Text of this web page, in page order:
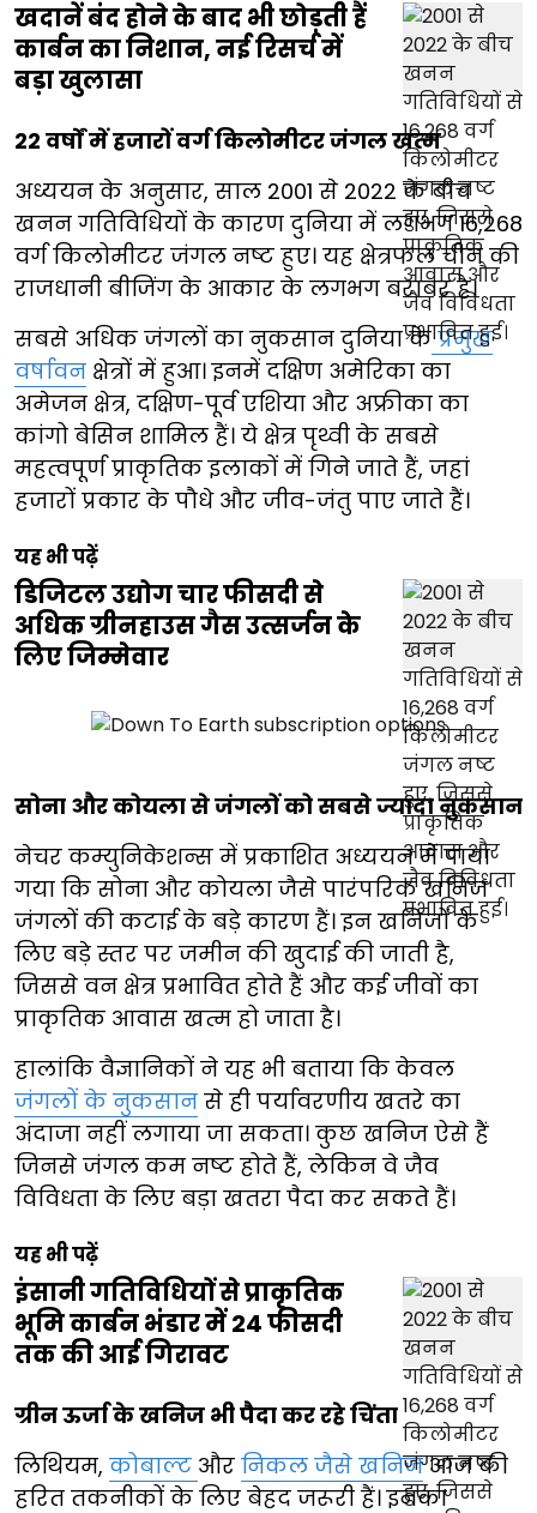
खदानें बंद होने के बाद भी छोड़ती हैं
कार्बन का निशान, नई रिसर्च में
बड़ा खुलासा
22 वर्षों में हजारों वर्ग किलोमीटर जंगल खत्म
अध्ययन के अनुसार, साल 2001 से 2022 के बीच
खनन गतिविधियों के कारण दुनिया में लगभग 16,268
वर्ग किलोमीटर जंगल नष्ट हुए। यह क्षेत्रफल चीन की
राजधानी बीजिंग के आकार के लगभग बराबर है।
सबसे अधिक जंगलों का नुकसान दुनिया केप्रमुख
वर्षावन क्षेत्रों में हुआ। इनमें दक्षिण अमेरिका का
अमेजन क्षेत्र, दक्षिण-पूर्व एशिया और अफ्रीका का
कांगो बेसिन शामिल हैं। ये क्षेत्र पृथ्वी के सबसे
महत्वपूर्ण प्राकृतिक इलाकों में गिने जाते हैं, जहां
हजारों प्रकार के पौधे और जीव-जंतु पाए जाते हैं।
यह भी पढ़ें
डिजिटल उद्योग चार फीसदी से
अधिक ग्रीनहाउस गैस उत्सर्जन के
लिए जिम्मेवार
सोना और कोयला से जंगलों को सबसे ज्यादा नुकसान
नेचर कम्युनिकेशन्स में प्रकाशित अध्ययन में पाया
गया कि सोना और कोयला जैसे पारंपरिक खनिज
जंगलों की कटाई के बड़े कारण हैं। इन खनिजों के
लिए बड़े स्तर पर जमीन की खुदाई की जाती है,
जिससे वन क्षेत्र प्रभावित होते हैं और कई जीवों का
प्राकृतिक आवास खत्म हो जाता है।
हालांकि वैज्ञानिकों ने यह भी बताया कि केवल
जंगलों के नुकसान से ही पर्यावरणीय खतरे का
अंदाजा नहीं लगाया जा सकता। कुछ खनिज ऐसे हैं
जिनसे जंगल कम नष्ट होते हैं, लेकिन वे जैव
विविधता के लिए बड़ा खतरा पैदा कर सकते हैं।
यह भी पढ़ें
इंसानी गतिविधियों से प्राकृतिक
भूमि कार्बन भंडार में 24 फीसदी
तक की आई गिरावट
ग्रीन ऊर्जा के खनिज भी पैदा कर रहे चिंता
लिथियम, कोबाल्ट और निकल जैसे खनिजआज की
हरित तकनीकों के लिए बेहद जरूरी हैं। इनका